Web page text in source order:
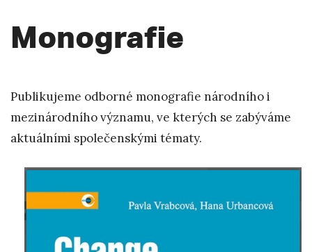
Monografie
Publikujeme odborné monografie národního i
mezinárodního významu, ve kterých se zabýváme
aktuálními společenskými tématy.